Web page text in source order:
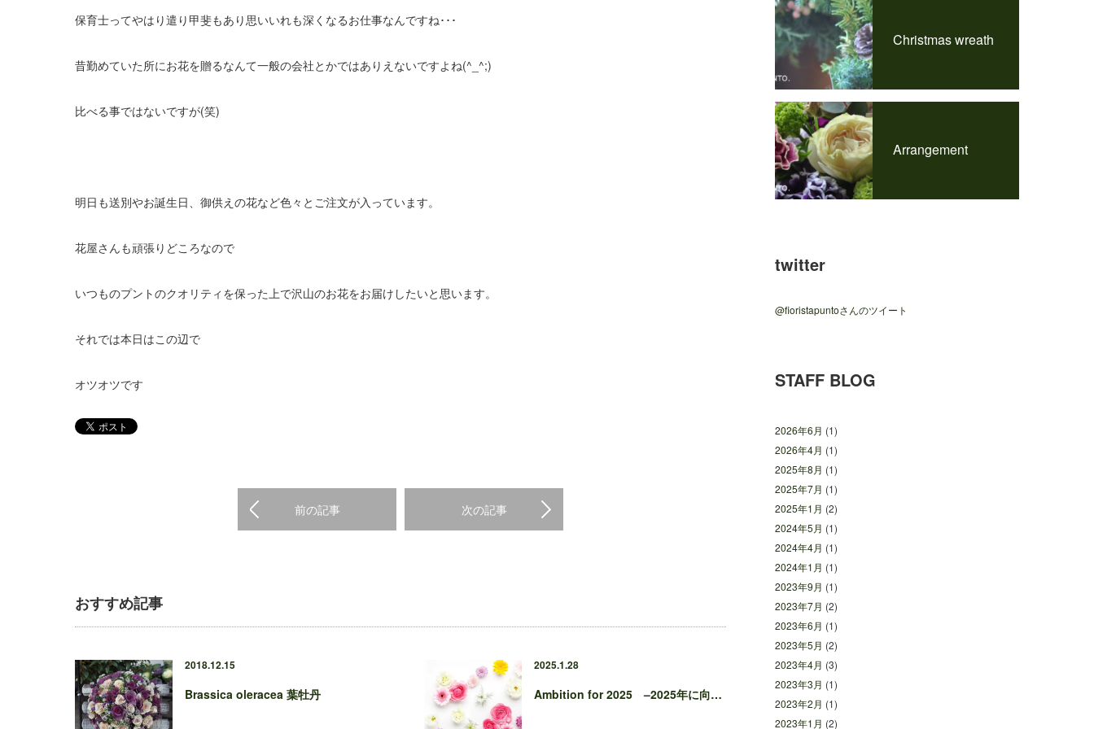
保育士ってやはり遣り甲斐もあり思いいれも深くなるお仕事なんですね･･･
昔勤めていた所にお花を贈るなんて一般の会社とかではありえないですよね(^_^;)
比べる事ではないですが(笑)
明日も送別やお誕生日、御供えの花など色々とご注文が入っています。
花屋さんも頑張りどころなので
いつものプントのクオリティを保った上で沢山のお花をお届けしたいと思います。
それでは本日はこの辺で
オツオツです
前の記事 次の記事
おすすめ記事
2018.12.15
Brassica oleracea 葉牡丹
2025.1.28
Ambition for 2025 –2025年に向…
Christmas wreath
Arrangement
twitter
@fioristapuntoさんのツイート
STAFF BLOG
2026年6月 (1)
2026年4月 (1)
2025年8月 (1)
2025年7月 (1)
2025年1月 (2)
2024年5月 (1)
2024年4月 (1)
2024年1月 (1)
2023年9月 (1)
2023年7月 (2)
2023年6月 (1)
2023年5月 (2)
2023年4月 (3)
2023年3月 (1)
2023年2月 (1)
2023年1月 (2)